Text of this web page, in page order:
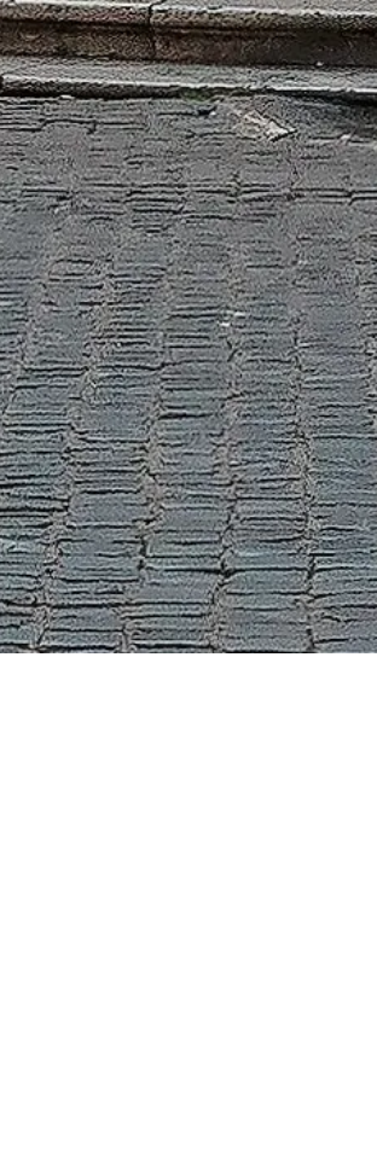
bemutatásának szenteli magát.
vagy védjegy a megfelelő tulajdonos
kapcsolatos kérdésekben kérjük, forduljon
Kapcsolatfelvétel
jegyét
megnézni
szabályzat
utazók és a történelem szerelmesei számára
embertől.
a(z) Pantheon meglátogatásához. Kérdezzen a
és sok másról!